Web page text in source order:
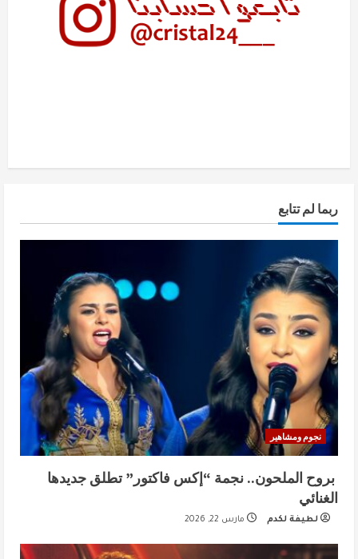
ربما لم تتابع
نجوم ومشاهير
بروح الملحون.. نجمة “إكس فاكتور” تطلق جديدها
الغنائي
لطيفة لكدم مارس 22, 2026